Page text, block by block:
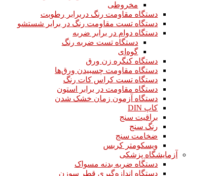
مخروطی
دستگاه مقاومت رنگ دربرابر رطوبت
دستگاه تست مقاومت رنگ در برابر شستشو
دستگاه دوام در برابر ضربه
دستگاه تست ضربه رنگ
گوه‌ای
دستگاه کنگره زن ورق
دستگاه مقاومت چسبیدن ورق‌ها
دستگاه تست کراس کات رنگ
دستگاه مقاومت در برابر استون
دستگاه آزمون زمان خشک شدن
کاپ DIN
براقیت سنج
رنگ سنج
ضخامت سنج
ویسکومتر کربس
آزمایشگاه پزشکی
دستگاه ضربه بدنه مسواک
دستگاه اندازه‌گیری قطر سوزن